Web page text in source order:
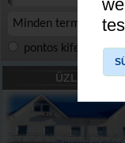
Minden termék
pontos kifejezés
ÜZLETÜNK